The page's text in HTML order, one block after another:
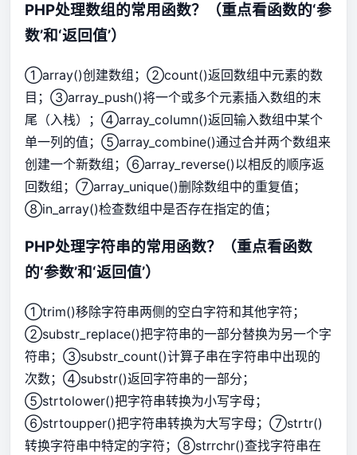
PHP处理数组的常用函数？（重点看函数的‘参
数’和‘返回值’）
①array()创建数组；②count()返回数组中元素的数
目；③array_push()将一个或多个元素插入数组的末
尾（入栈）；④array_column()返回输入数组中某个
单一列的值；⑤array_combine()通过合并两个数组来
创建一个新数组；⑥array_reverse()以相反的顺序返
回数组；⑦array_unique()删除数组中的重复值；
⑧in_array()检查数组中是否存在指定的值；
PHP处理字符串的常用函数？（重点看函数
的‘参数’和‘返回值’）
①trim()移除字符串两侧的空白字符和其他字符；
②substr_replace()把字符串的一部分替换为另一个字
符串；③substr_count()计算子串在字符串中出现的
次数；④substr()返回字符串的一部分；
⑤strtolower()把字符串转换为小写字母；
⑥strtoupper()把字符串转换为大写字母；⑦strtr()
转换字符串中特定的字符；⑧strrchr()查找字符串在